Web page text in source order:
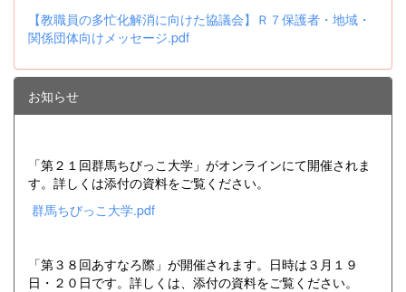
【教職員の多忙化解消に向けた協議会】Ｒ７保護者・地域・
関係団体向けメッセージ.pdf
お知らせ
「第２１回群馬ちびっこ大学」がオンラインにて開催されま
す。詳しくは添付の資料をご覧ください。
群馬ちびっこ大学.pdf
「第３８回あすなろ際」が開催されます。日時は３月１９
日・２０日です。詳しくは、添付の資料をご覧ください。